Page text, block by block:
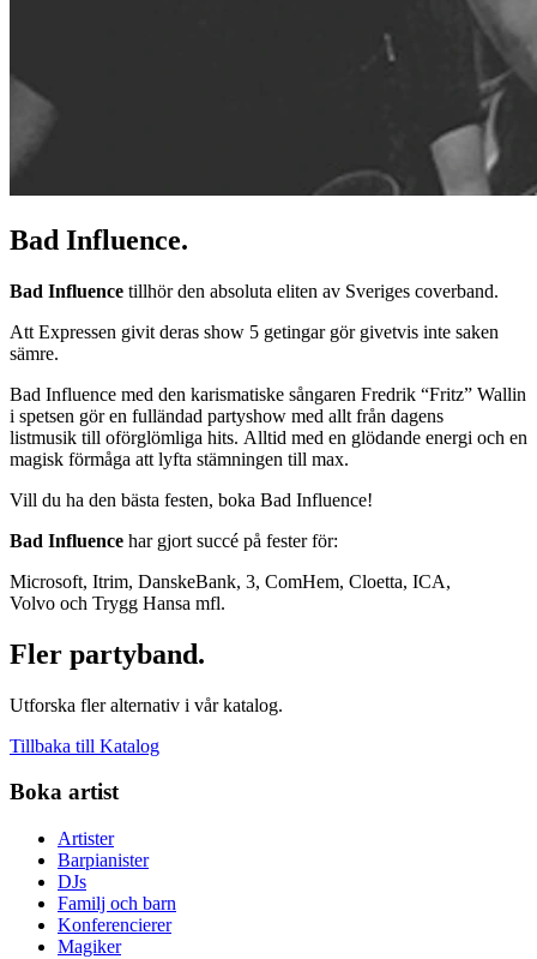
Bad Influence.
Bad Influence tillhör den absoluta eliten av Sveriges coverband.
Att Expressen givit deras show 5 getingar gör givetvis inte saken
sämre.
Bad Influence med den karismatiske sångaren Fredrik “Fritz” Wallin
i spetsen gör en fulländad partyshow med allt från dagens
listmusik till oförglömliga hits. Alltid med en glödande energi och en
magisk förmåga att lyfta stämningen till max.
Vill du ha den bästa festen, boka Bad Influence!
Bad Influence har gjort succé på fester för:
Microsoft, Itrim, DanskeBank, 3, ComHem, Cloetta, ICA,
Volvo och Trygg Hansa mfl.
Fler partyband.
Utforska fler alternativ i vår katalog.
Tillbaka till Katalog
Boka artist
Artister
Barpianister
DJs
Familj och barn
Konferencierer
Magiker